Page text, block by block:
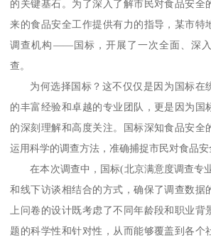
的关键基石。为了深入了解市民对食品安全
来的食品安全工作提供有力的指导，某市特
调查机构 ——国标，开展了一次全面、深
查。
为何选择国标？这不仅仅是因为国标在
的丰富经验和卓越的专业团队，更是因为国
的深刻理解和高度关注。国标深知食品安全
运用科学的调查方法，准确捕捉市民对食品安
在本次调查中，国标(北京满意度调查专
和线下访谈相结合的方式，确保了调查数据
上问卷的设计既考虑了不同年龄段和职业背
题的科学性和针对性，从而能够覆盖到各个